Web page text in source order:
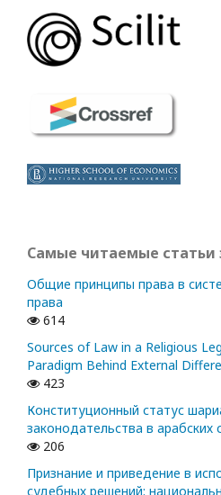
Самые читаемые статьи
Общие принципы права в
права
614
Sources of Law in a Religious
Paradigm Behind External
423
Конституционный статус
законодательства в арабских
206
Признание и приведение в
судебных решений: